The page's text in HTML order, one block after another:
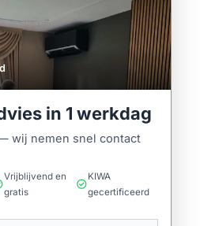
in 1 werkdag
wij nemen snel contact
Vrijblijvend en
gratis
check_circle
KIWA
gecertificeerd